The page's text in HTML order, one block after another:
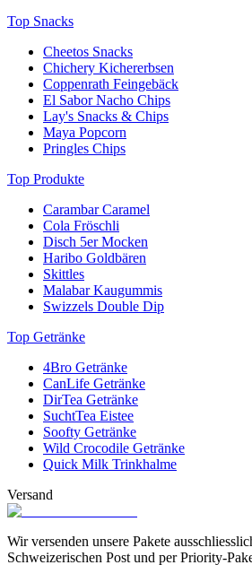
Top Snacks
Cheetos Snacks
Chichery Kichererbsen
Coppenrath Feingebäck
El Sabor Nacho Chips
Lay's Snacks & Chips
Maya Popcorn
Pringles Chips
Top Produkte
Carambar Caramel
Cola Fröschli
Disch 5er Mocken
Haribo Goldbären
Skittles
Malabar Kaugummis
Swizzels Double Dip
Top Getränke
4Bro Getränke
CanLife Getränke
DirTea Getränke
SuchtTea Eistee
Soofty Getränke
Wild Crocodile Getränke
Quick Milk Trinkhalme
Versand
Wir versenden unsere Pakete
Schweizerischen Post und per Priority-